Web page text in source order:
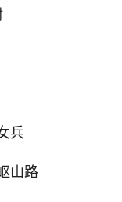
兵
山路